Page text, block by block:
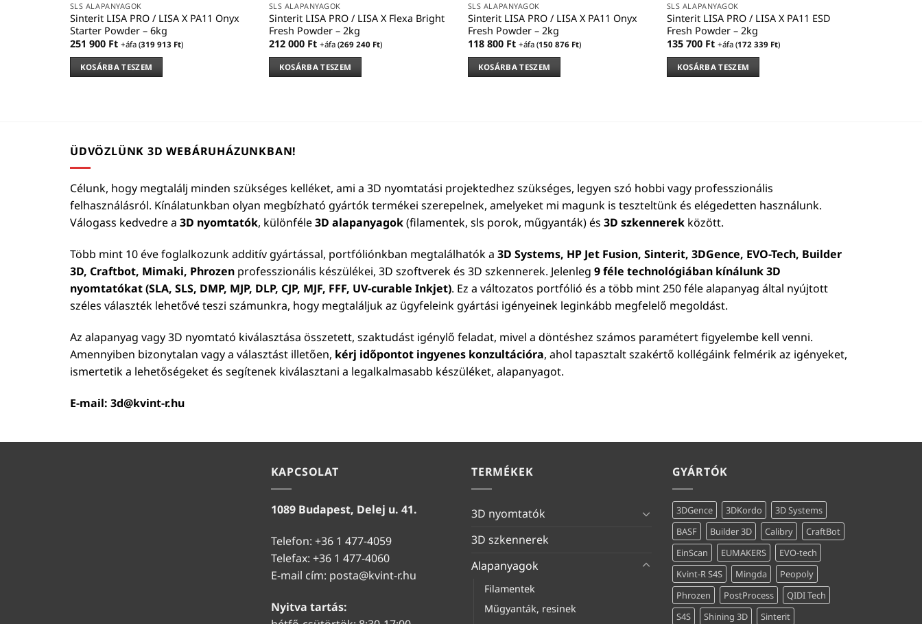
SLS ALAPANYAGOK
Sinterit LISA PRO / LISA X PA11 Onyx
Starter Powder – 6kg
251 900 Ft +áfa (319 913 Ft)
KOSÁRBA TESZEM
SLS ALAPANYAGOK
Sinterit LISA PRO / LISA X Flexa Bright
Fresh Powder – 2kg
212 000 Ft +áfa (269 240 Ft)
KOSÁRBA TESZEM
SLS ALAPANYAGOK
Sinterit LISA PRO / LISA X PA11 Onyx
Fresh Powder – 2kg
118 800 Ft +áfa (150 876 Ft)
KOSÁRBA TESZEM
SLS ALAPANYAGOK
Sinterit LISA PRO / LISA X PA11 ESD
Fresh Powder – 2kg
135 700 Ft +áfa (172 339 Ft)
KOSÁRBA TESZEM
ÜDVÖZLÜNK 3D WEBÁRUHÁZUNKBAN!
Célunk, hogy megtalálj minden szükséges kelléket, ami a 3D nyomtatási projektedhez szükséges, legyen szó hobbi vagy professzionális
felhasználásról. Kínálatunkban olyan megbízható gyártók termékei szerepelnek, amelyeket mi magunk is teszteltünk és elégedetten használunk.
Válogass kedvedre a 3D nyomtatók, különféle3D alapanyagok(filamentek, sls porok, műgyanták) és 3D szkennerek között.
Több mint 10 éve foglalkozunk additív gyártással, portfóliónkban megtalálhatók a 3D Systems, HP Jet Fusion, Sinterit, 3DGence, EVO-Tech, Builder
3D, Craftbot, Mimaki, Phrozen professzionális készülékei, 3D szoftverek és 3D szkennerek. Jelenleg 9 féle technológiában kínálunk 3D
nyomtatókat (SLA, SLS, DMP, MJP, DLP, CJP, MJF, FFF, UV-curable Inkjet). Ez a változatos portfólió és a több mint 250 féle alapanyag által nyújtott
széles választék lehetővé teszi számunkra, hogy megtaláljuk az ügyfeleink gyártási igényeinek leginkább megfelelő megoldást.
Az alapanyag vagy 3D nyomtató kiválasztása összetett, szaktudást igénylő feladat, mivel a döntéshez számos paramétert figyelembe kell venni.
Amennyiben bizonytalan vagy a választást illetően, kérj időpontot ingyenes konzultációra, ahol tapasztalt szakértő kollégáink felmérik az igényeket,
ismertetik a lehetőségeket és segítenek kiválasztani a legalkalmasabb készüléket, alapanyagot.
E-mail: 3d@kvint-r.hu
KAPCSOLAT
1089 Budapest, Delej u. 41.
Telefon: +36 1 477-4059
Telefax: +36 1 477-4060
E-mail cím: posta@kvint-r.hu
Nyitva tartás:
TERMÉKEK
3D nyomtatók
3D szkennerek
Alapanyagok
Filamentek
Műgyanták, resinek
GYÁRTÓK
3DGence 3DKordo
3D Systems
BASF
Builder 3D Calibry
CraftBot
EinScan
EUMAKERS
EVO-tech
Kvint-R S4S
Mingda
Peopoly
Phrozen
PostProcess
QIDI Tech
S4S
Shining 3D Sinterit